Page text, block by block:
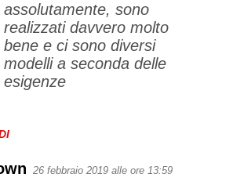
assolutamente, sono
realizzati davvero molto
bene e ci sono diversi
modelli a seconda delle
esigenze
26 febbraio 2019 alle ore 13:59